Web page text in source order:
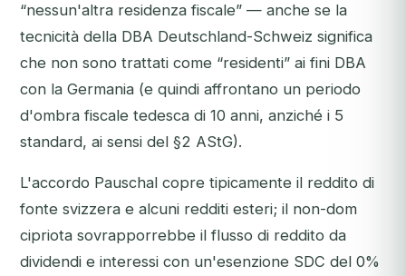
“nessun'altra residenza fiscale” — anche se la
tecnicità della DBA Deutschland-Schweiz significa
che non sono trattati come “residenti” ai fini DBA
con la Germania (e quindi affrontano un periodo
d'ombra fiscale tedesca di 10 anni, anziché i 5
standard, ai sensi del §2 AStG).
L'accordo Pauschal copre tipicamente il reddito di
fonte svizzera e alcuni redditi esteri; il non-dom
cipriota sovrapporrebbe il flusso di reddito da
dividendi e interessi con un'esenzione SDC del 0%